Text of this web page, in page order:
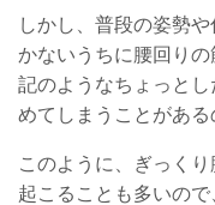
しかし、普段の姿勢
かないうちに腰回り
記のようなちょっと
めてしまうことがある
このように、ぎっく
起こることも多いの